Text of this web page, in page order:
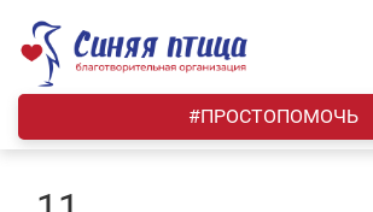
content
#ПРОСТОПОМОЧЬ